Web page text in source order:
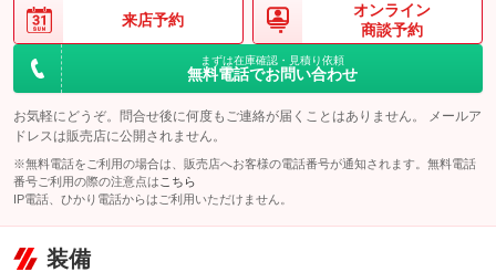
来店予約
オンライン
商談予約
まずは在庫確認・見積り依頼
無料電話でお問い合わせ
お気軽にどうぞ。問合せ後に何度もご連絡が届くことはありません。 メールア
ドレスは販売店に公開されません。
※無料電話をご利用の場合は、販売店へお客様の電話番号が通知されます。無料電話
番号ご利用の際の注意点は こちら
IP電話、ひかり電話からはご利用いただけません。
装備